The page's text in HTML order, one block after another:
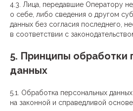
4.3. Лица, передавшие Оператору
о себе, либо сведения о другом
данных без согласия последнего,
в соответствии с
5. Принципы обработки
данных
5.1. Обработка персональных
на законной и справедливой основе.